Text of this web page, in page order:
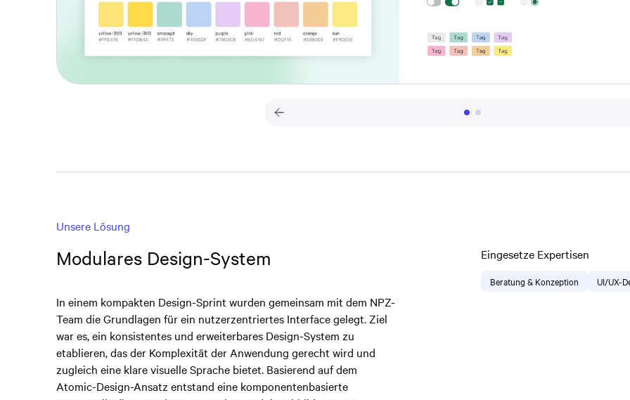
Unsere Lösung
Modulares Design-System
In einem kompakten Design-Sprint wurden gemeinsam mit dem NPZ-
Team die Grundlagen für ein nutzerzentriertes Interface gelegt. Ziel
war es, ein konsistentes und erweiterbares Design-System zu
etablieren, das der Komplexität der Anwendung gerecht wird und
zugleich eine klare visuelle Sprache bietet. Basierend auf dem
Atomic-Design-Ansatz entstand eine komponentenbasierte
Eingesetze Expertisen
Beratung & Konzeption UI/UX-